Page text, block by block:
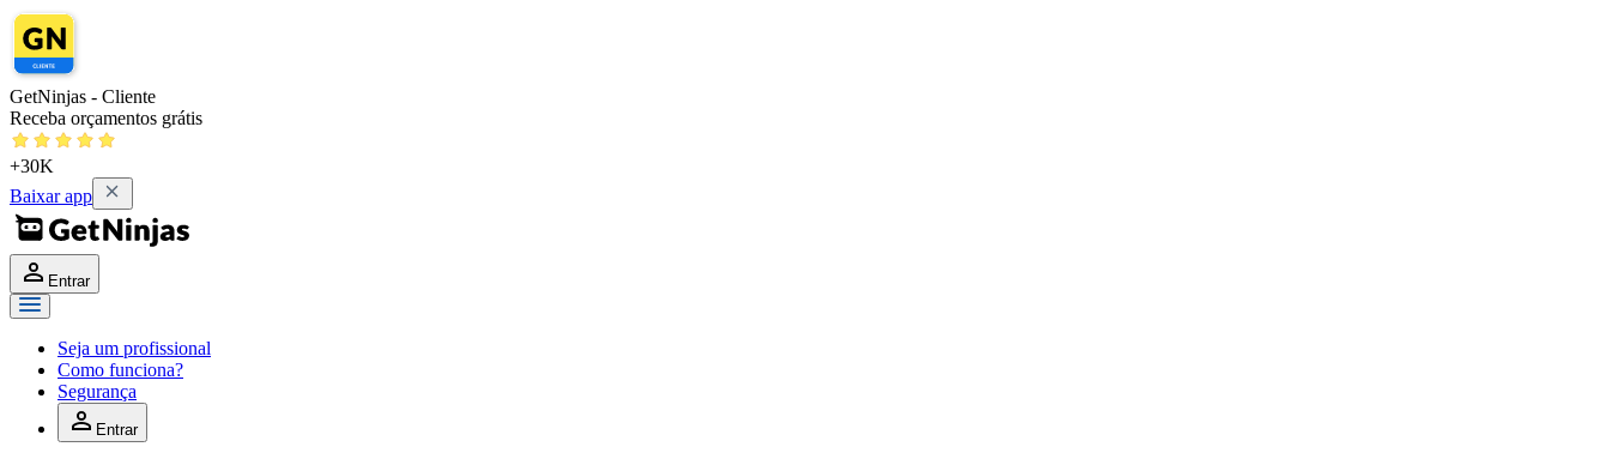
GetNinjas - Cliente
Receba orçamentos grátis
+30K
Baixar app
Entrar
Seja um profissional
Como funciona?
Segurança
Entrar